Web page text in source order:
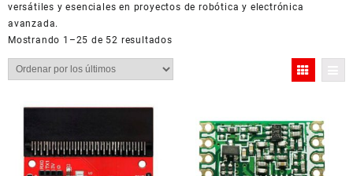
versátiles y esenciales en proyectos de robótica y electrónica
avanzada.
Mostrando 1–25 de 52 resultadosOrdenado